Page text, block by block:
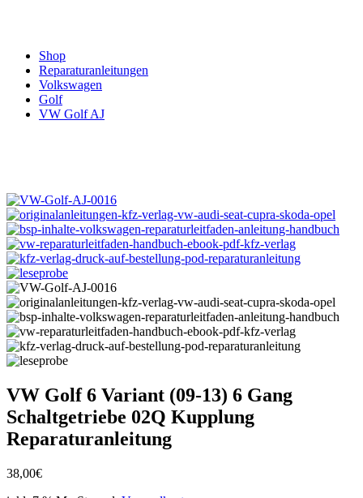
Shop
Reparaturanleitungen
Volkswagen
Golf
VW Golf AJ
VW Golf 6 Variant (09-13) 6 Gang
Schaltgetriebe 02Q Kupplung
Reparaturanleitung
38,00€